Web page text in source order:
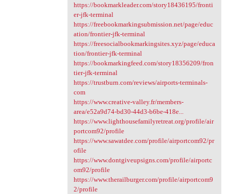
https://bookmarkleader.com/story18436195/fronti
er-jfk-terminal
https://freebookmarkingsubmission.net/page/educ
ation/frontier-jfk-terminal
https://freesocialbookmarkingsites.xyz/page/educa
tion/frontier-jfk-terminal
https://bookmarkingfeed.com/story18356209/fron
tier-jfk-terminal
https://trustburn.com/reviews/airports-terminals-
com
https://www.creative-valley.fr/members-
area/e52a9d74-bd30-44d3-b6be-418e...
https://www.lighthousefamilyretreat.org/profile/air
portcom92/profile
https://www.sawatdee.com/profile/airportcom92/pr
ofile
https://www.dontgiveupsigns.com/profile/airportc
om92/profile
https://www.therailburger.com/profile/airportcom9
2/profile